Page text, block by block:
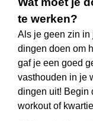
te werken?
Als je geen zin in
dingen doen om
gaf je een goed
vasthouden in je
dingen uit! Begin
workout of